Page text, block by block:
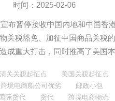
时间：2025-02-06
布暂停接收中国内地和中国香
关税豁免、加征中国商品关税
成重大打击，同时推高了美国
关关税起征点 美国关税起征点
跨境电商船公司优劣 邮政小包
国际货代 货代 跨境电商物流